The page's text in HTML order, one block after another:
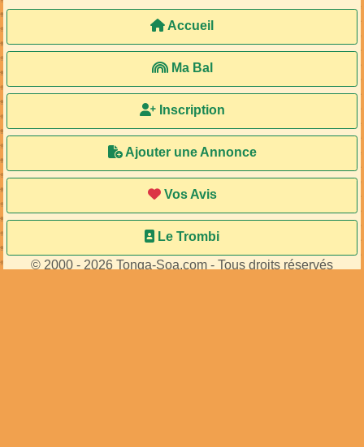
Accueil
Ma Bal
Inscription
Ajouter une Annonce
Vos Avis
Le Trombi
© 2000 - 2026 Tonga-Soa.com - Tous droits réservés